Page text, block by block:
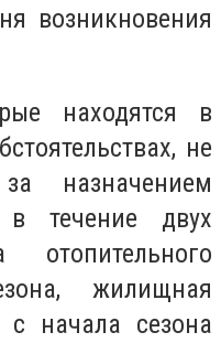
возникновения
находятся в
не
назначением
течение двух
жилищная
с начала сезона